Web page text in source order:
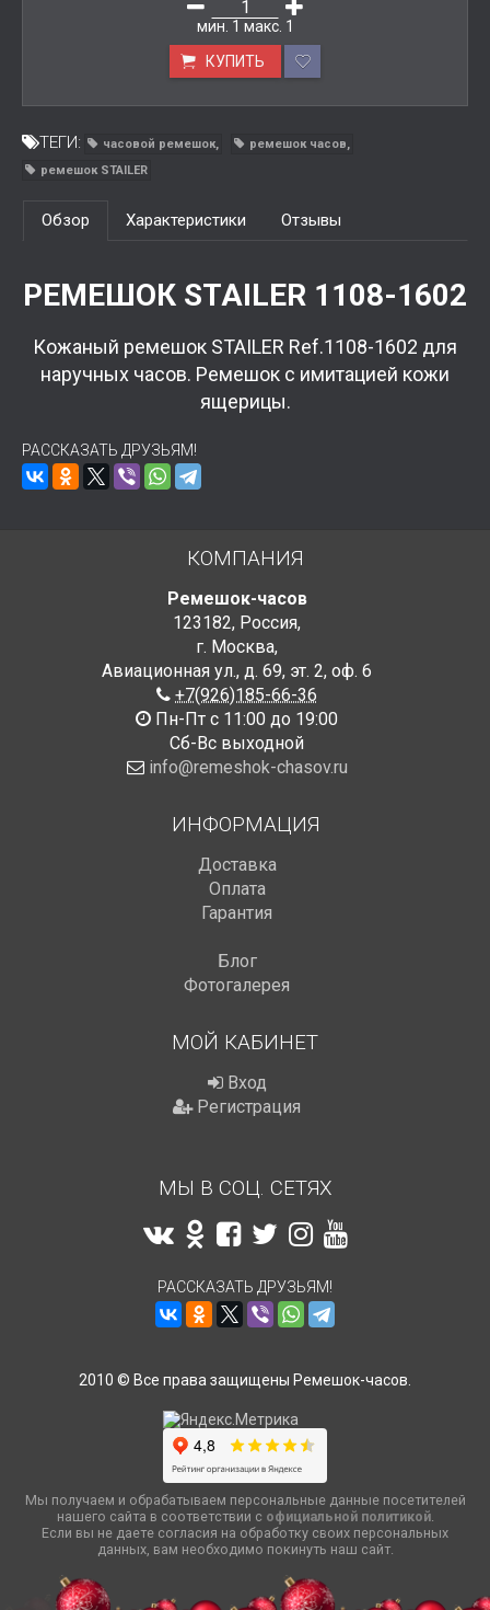
мин. 1 макс. 1
КУПИТЬ
ТЕГИ: часовой ремешок
ремешок часов
ремешок STAILER
Обзор Характеристики Отзывы
РЕМЕШОК STAILER 1108-1602
Кожаный ремешок STAILER Ref.1108-1602 для
наручных часов. Ремешок с имитацией кожи
ящерицы.
РАССКАЗАТЬ ДРУЗЬЯМ!
КОМПАНИЯ
Ремешок-часов
123182, Россия,
г. Москва,
Авиационная ул., д. 69, эт. 2, оф. 6
+7(926)185-66-36
Пн-Пт с 11:00 до 19:00
Сб-Вс выходной
info@remeshok-chasov.ru
ИНФОРМАЦИЯ
Доставка
Оплата
Гарантия
Блог
Фотогалерея
МОЙ КАБИНЕТ
Вход
Регистрация
МЫ В СОЦ. СЕТЯХ
РАССКАЗАТЬ ДРУЗЬЯМ!
2010 © Все права защищены Ремешок-часов.
Мы получаем и обрабатываем персональные данные посетителей
нашего сайта в соответствии с официальной политикой.
Если вы не даете согласия на обработку своих персональных
данных, вам необходимо покинуть наш сайт.